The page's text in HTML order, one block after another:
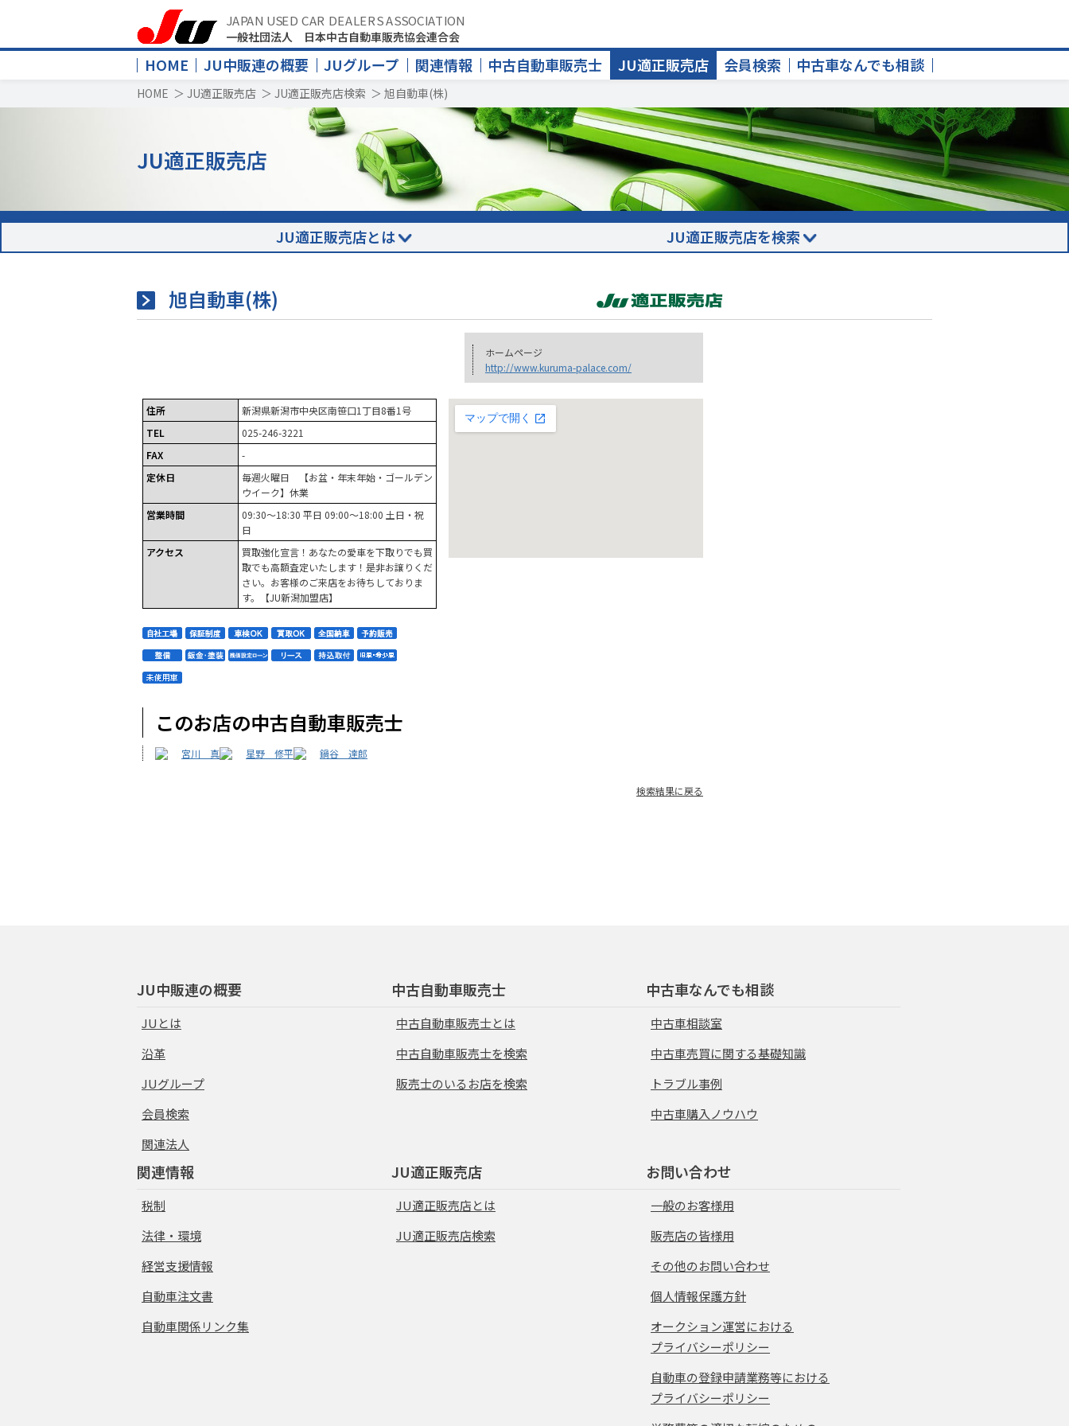
JAPAN USED CAR DEALERS ASSOCIATION
一般社団法人 日本中古自動車販売協会連合会
HOME JU中販連の概要 JUグループ 関連情報 中古自動車販売士 JU適正販売店 会員検索 中古車なんでも相談
HOME ＞ JU適正販売店 ＞ JU適正販売店検索 ＞ 旭自動車(株)
JU適正販売店
JU適正販売店とは JU適正販売店を検索
旭自動車(株)
ホームページ
http://www.kuruma-palace.com/
住所
新潟県新潟市中央区南笹口1丁目8番1号
TEL
025-246-3221
FAX
-
定休日
毎週火曜日 【お盆・年末年始・ゴールデン
ウイーク】休業
営業時間
09:30～18:30 平日 09:00～18:00 土日・祝
日
アクセス
買取強化宣言！あなたの愛車を下取りでも買
取でも高額査定いたします！是非お譲りくだ
さい。お客様のご来店をお待ちしておりま
す。【JU新潟加盟店】
このお店の中古自動車販売士
宮川 真 星野 修平 鍋谷 達郎
検索結果に戻る
JU中販連の概要
JUとは
沿革
JUグループ
会員検索
関連法人
中古自動車販売士
中古自動車販売士とは
中古自動車販売士を検索
販売士のいるお店を検索
中古車なんでも相談
中古車相談室
中古車売買に関する基礎知識
トラブル事例
中古車購入ノウハウ
関連情報
税制
法律・環境
経営支援情報
自動車注文書
自動車関係リンク集
JU適正販売店
JU適正販売店とは
JU適正販売店検索
お問い合わせ
一般のお客様用
販売店の皆様用
その他のお問い合わせ
個人情報保護方針
オークション運営における
プライバシーポリシー
自動車の登録申請業務等における
プライバシーポリシー